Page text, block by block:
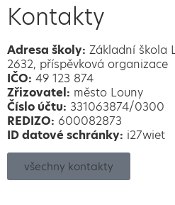
Kontakty
Adresa školy: Základní škola
2632, příspěvková organizace
IČO: 49 123 874
Zřizovatel: město Louny
Číslo účtu: 331063874/0300
REDIZO: 600082873
ID datové schránky: i27wiet
všechny kontakty